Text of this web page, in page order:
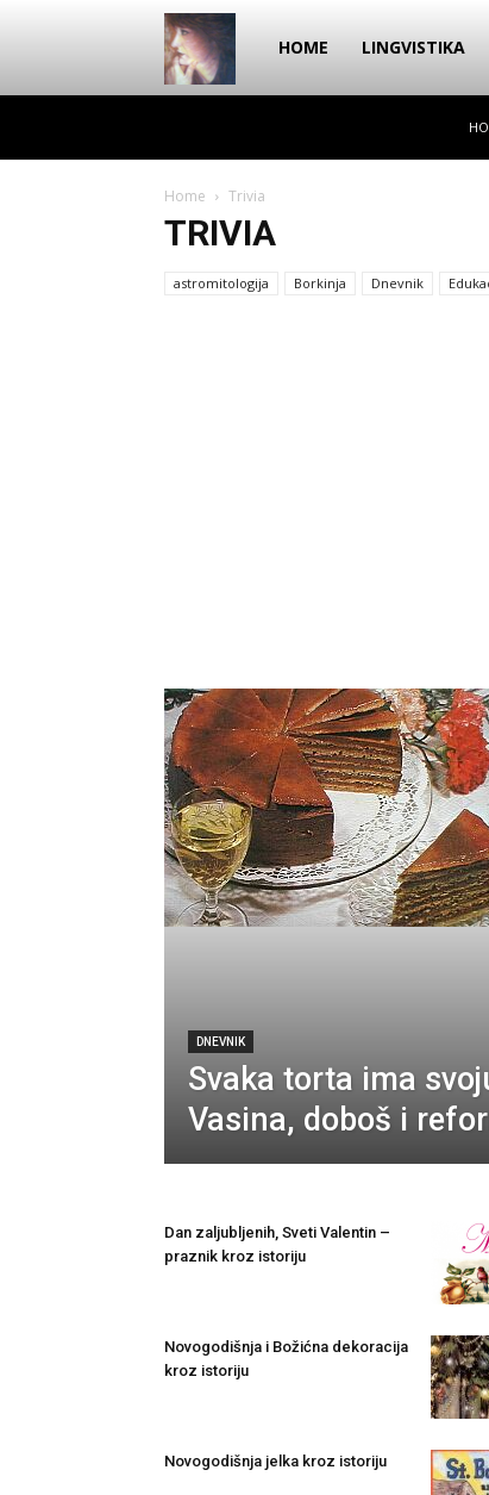
Dragana
HOME LINGVISTIKA
Home Trivia
TRIVIA
astromitologija Borkinja Dnevnik
DNEVNIK
Svaka torta ima
Vasina, doboš i
Dan zaljubljenih, Sveti Valentin –
praznik kroz istoriju
Novogodišnja i Božićna dekoracija
kroz istoriju
Novogodišnja jelka kroz istoriju